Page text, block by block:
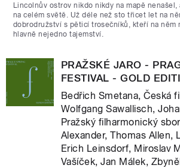
Lincolnův ostrov nikdo nikdy na mapě nenašel,
na celém světě. Už déle než sto třicet let na
dobrodružství s pěticí trosečníků, kteří na něm
hlavně nejedno tajemství.
PRAŽSKÉ JARO -
FESTIVAL - GOLD
Bedřich Smetana, Česká
Wolfgang Sawallisch,
Pražský filharmonický
Alexander, Thomas Allen,
Erich Leinsdorf, Miroslav
Vašíček, Jan Málek,